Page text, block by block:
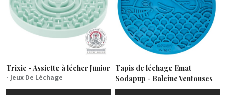
Trixie - Assiette à lécher Junior
- Jeux De Léchage
Tapis de léchage Emat
Sodapup - Baleine Ventouses
-Jeux De Léchage